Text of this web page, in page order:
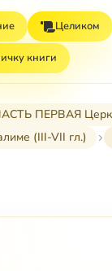
Целиком
книги
ПЕРВАЯ
(III-VII гл.)